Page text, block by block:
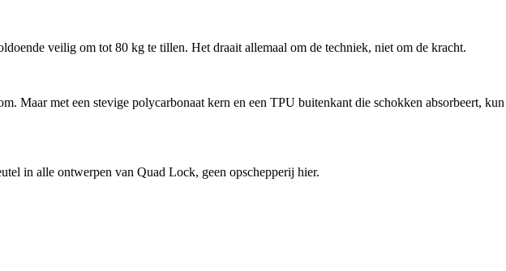
veilig om tot 80 kg te tillen. Het draait allemaal om de techniek, niet om de kracht.
Maar met een stevige polycarbonaat kern en een TPU buitenkant die schokken absorbeert, kun
in alle ontwerpen van Quad Lock, geen opschepperij hier.